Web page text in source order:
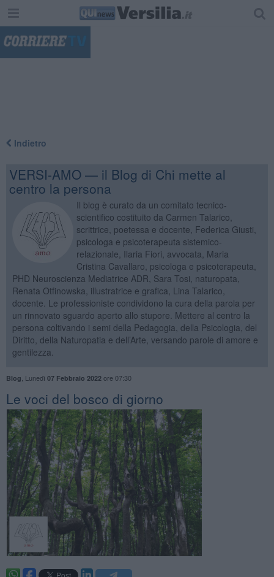
Indietro
VERSI-AMO — il Blog di Chi mette al
centro la persona
Il blog è curato da un comitato tecnico-
scientifico costituito da Carmen Talarico,
scrittrice, poetessa e docente, Federica Giusti,
psicologa e psicoterapeuta sistemico-
relazionale, Ilaria Fiori, avvocata, Maria
Cristina Cavallaro, psicologa e psicoterapeuta,
PHD Neuroscienza Mediatrice ADR, Sara Tosi, naturopata,
Renata Otfinowska, illustratrice e grafica, Lina Talarico,
docente. Le professioniste condividono la cura della parola per
un rinnovato sguardo aperto allo stupore. Mettere al centro la
persona coltivando i semi della Pedagogia, della Psicologia, del
Diritto, della Naturopatia e dell’Arte, versando parole di amore e
gentilezza.
Blog Lunedì 07 Febbraio 2022ore 07:30
Le voci del bosco di giorno